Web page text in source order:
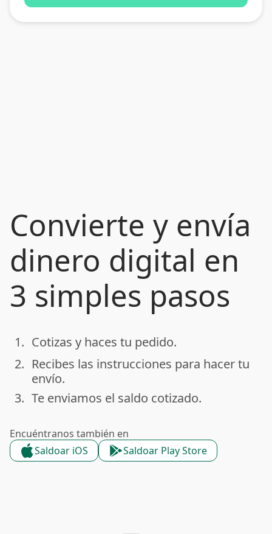
Convierte y envía
dinero digital en
3 simples pasos
done
1. Cotizas y haces tu pedido.
done
2. Recibes las instrucciones para hacer tu
envío.
done
3. Te enviamos el saldo cotizado.
Encuéntranos también en
Saldoar iOS
Saldoar Play Store